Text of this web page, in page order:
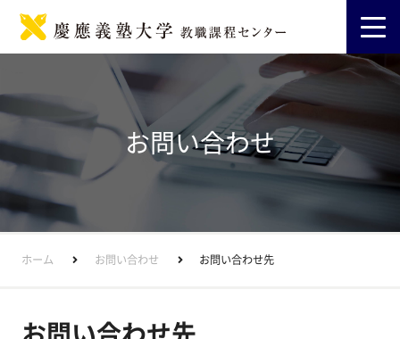
お問い合わせ
ホーム お問い合わせ お問い合わせ先